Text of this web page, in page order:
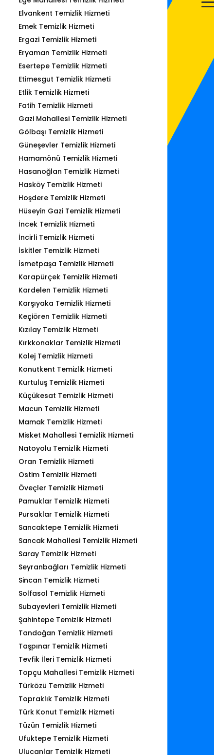
Elvankent Temizlik Hizmeti
Emek Temizlik Hizmeti
Ergazi Temizlik Hizmeti
Eryaman Temizlik Hizmeti
Esertepe Temizlik Hizmeti
Etimesgut Temizlik Hizmeti
Etlik Temizlik Hizmeti
Fatih Temizlik Hizmeti
Gazi Mahallesi Temizlik Hizmeti
Gölbaşı Temizlik Hizmeti
Güneşevler Temizlik Hizmeti
Hamamönü Temizlik Hizmeti
Hasanoğlan Temizlik Hizmeti
Hasköy Temizlik Hizmeti
Hoşdere Temizlik Hizmeti
Hüseyin Gazi Temizlik Hizmeti
İncek Temizlik Hizmeti
İncirli Temizlik Hizmeti
İskitler Temizlik Hizmeti
İsmetpaşa Temizlik Hizmeti
Karapürçek Temizlik Hizmeti
Kardelen Temizlik Hizmeti
Karşıyaka Temizlik Hizmeti
Keçiören Temizlik Hizmeti
Kızılay Temizlik Hizmeti
Kırkkonaklar Temizlik Hizmeti
Kolej Temizlik Hizmeti
Konutkent Temizlik Hizmeti
Kurtuluş Temizlik Hizmeti
Küçükesat Temizlik Hizmeti
Macun Temizlik Hizmeti
Mamak Temizlik Hizmeti
Misket Mahallesi Temizlik Hizmeti
Natoyolu Temizlik Hizmeti
Oran Temizlik Hizmeti
Ostim Temizlik Hizmeti
Öveçler Temizlik Hizmeti
Pamuklar Temizlik Hizmeti
Pursaklar Temizlik Hizmeti
Sancaktepe Temizlik Hizmeti
Sancak Mahallesi Temizlik Hizmeti
Saray Temizlik Hizmeti
Seyranbağları Temizlik Hizmeti
Sincan Temizlik Hizmeti
Solfasol Temizlik Hizmeti
Subayevleri Temizlik Hizmeti
Şahintepe Temizlik Hizmeti
Tandoğan Temizlik Hizmeti
Taşpınar Temizlik Hizmeti
Tevfik İleri Temizlik Hizmeti
Topçu Mahallesi Temizlik Hizmeti
Türközü Temizlik Hizmeti
Topraklık Temizlik Hizmeti
Türk Konut Temizlik Hizmeti
Tüzün Temizlik Hizmeti
Ufuktepe Temizlik Hizmeti
Ulucanlar Temizlik Hizmeti